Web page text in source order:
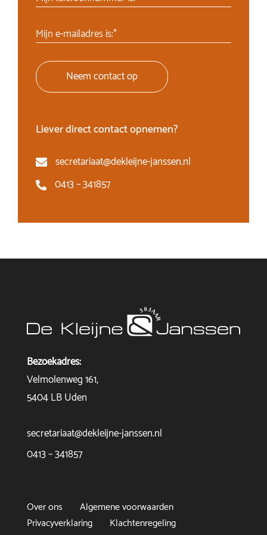
Mijn e-mailadres is:*
Neem contact op
Liever direct contact opnemen?
secretariaat@dekleijne-janssen.nl
0413 – 341857
Bezoekadres:
Velmolenweg 161,
5404 LB Uden
secretariaat@dekleijne-janssen.nl
0413 – 341857
Over ons
Algemene voorwaarden
Privacyverklaring
Klachtenregeling